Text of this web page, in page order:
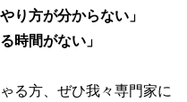
り方が分からない」
時間がない」
る方、ぜひ我々専門家に